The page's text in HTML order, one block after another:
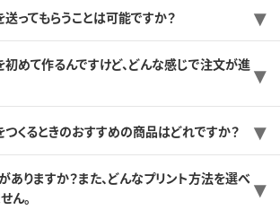
ってもらうことは可能ですか？
めて作るんですけど、どんな感じで注文が進
くるときのおすすめの商品はどれですか？
ありますか？また、どんなプリント方法を選べ
ん。